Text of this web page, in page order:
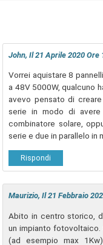
John, Il 21 Aprile 2020 Ore
Vorrei aquistare 8
a 48V 5000W, qualcuno
avevo pensato di
serie in modo di
combinatore solare,
serie e due in parallelo in
Rispondi
Maurizio, Il 21 Febbraio
Abito in centro storico,
un impianto fotovoltaico.
(ad esempio max